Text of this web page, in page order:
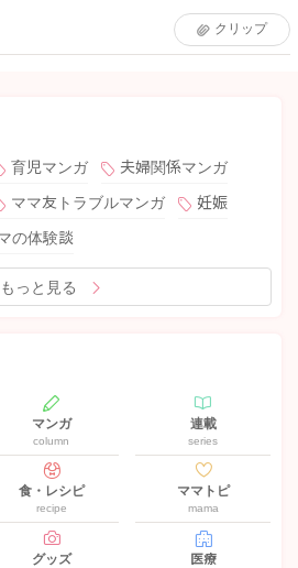
クリップ
育児マンガ
夫婦関係マンガ
ママ友トラブルマンガ
妊娠
の体験談
もっと見る
マンガ
column
連載
series
食・レシピ
recipe
ママトピ
mama
グッズ 医療